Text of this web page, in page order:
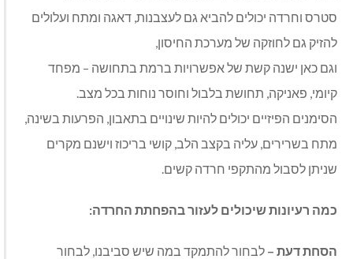
סטרס וחרדה יכולים להביא גם לעצבנות, דאגה ומתח ועלולים
להזיק גם לחוזקה של מערכת החיסון,
וגם כאן ישנה קשת של אפשרויות ברמת בתחושה – מפחד
קיומי, פאניקה, תחושת בלבול וחוסר נוחות בכל מצב.
הסימנים הפיזיים יכולים להיות שינויים בתאבון, הפרעות בשינה,
מתח בשרירים, עליה בקצב הלב, קושי בריכוז וישנם מקרים
שניתן לסבול מהתקפי חרדה קשים.
כמה רעיונות שיכולים לעזור בהפחתת החרדה:
הסחת דעת – לבחור להתמקד במה שיש סביבנו, לבחור